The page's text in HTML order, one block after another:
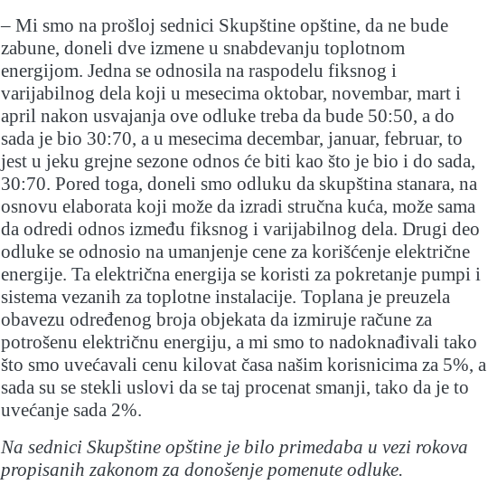
– Mi smo na prošloj sednici Skupštine opštine, da ne bude
zabune, doneli dve izmene u snabdevanju toplotnom
energijom. Jedna se odnosila na raspodelu fiksnog i
varijabilnog dela koji u mesecima oktobar, novembar, mart i
april nakon usvajanja ove odluke treba da bude 50:50, a do
sada je bio 30:70, a u mesecima decembar, januar, februar, to
jest u jeku grejne sezone odnos će biti kao što je bio i do sada,
30:70. Pored toga, doneli smo odluku da skupština stanara, na
osnovu elaborata koji može da izradi stručna kuća, može sama
da odredi odnos između fiksnog i varijabilnog dela. Drugi deo
odluke se odnosio na umanjenje cene za korišćenje električne
energije. Ta električna energija se koristi za pokretanje pumpi i
sistema vezanih za toplotne instalacije. Toplana je preuzela
obavezu određenog broja objekata da izmiruje račune za
potrošenu električnu energiju, a mi smo to nadoknađivali tako
što smo uvećavali cenu kilovat časa našim korisnicima za 5%, a
sada su se stekli uslovi da se taj procenat smanji, tako da je to
uvećanje sada 2%.
Na sednici Skupštine opštine je bilo primedaba u vezi rokova
propisanih zakonom za donošenje pomenute odluke.